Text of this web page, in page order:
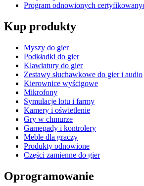
Program odnowionych
Kup produkty
Myszy do gier
Podkładki do gier
Klawiatury do gier
Zestawy słuchawkowe do gier i audio
Kierownice wyścigowe
Mikrofony
Symulacje lotu i farmy
Kamery i oświetlenie
Gry w chmurze
Gamepady i kontrolery
Meble dla graczy
Produkty odnowione
Części zamienne do gier
Oprogramowanie